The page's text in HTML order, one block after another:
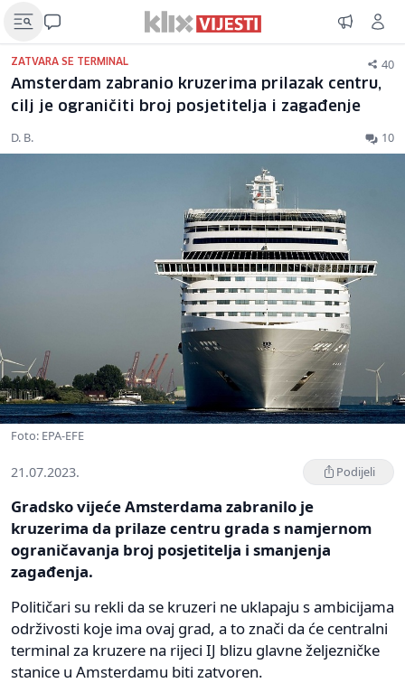
ZATVARA SE TERMINAL 40
Amsterdam zabranio kruzerima prilazak centru,
cilj je ograničiti broj posjetitelja i zagađenje
D. B. 10
Foto: EPA-EFE
21.07.2023. Podijeli
Gradsko vijeće Amsterdama zabranilo je
kruzerima da prilaze centru grada s namjernom
ograničavanja broj posjetitelja i smanjenja
zagađenja.
Političari su rekli da se kruzeri ne uklapaju s ambicijama
održivosti koje ima ovaj grad, a to znači da će centralni
terminal za kruzere na rijeci IJ blizu glavne željezničke
stanice u Amsterdamu biti zatvoren.